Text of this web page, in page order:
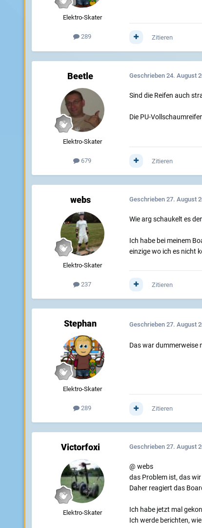
Elektro-Skater
289 Zitieren
Beetle
Elektro-Skater
679
Geschrieben 24. August
Sind die Reifen auch
Die PU-
Zitieren
webs
Elektro-Skater
237
Geschrieben 27. August
Wie arg schaukelt es
Ich habe bei meinem
einzige wo ich es nicht
Zitieren
Stephan
Elektro-Skater
289
Geschrieben 27. August
Das war dummerweise
Zitieren
Victorfoxi
Elektro-Skater
Geschrieben 27. August
@ webs
das Problem ist, das
Daher reagiert das
Ich habe jetzt mal
Ich werde berichten,